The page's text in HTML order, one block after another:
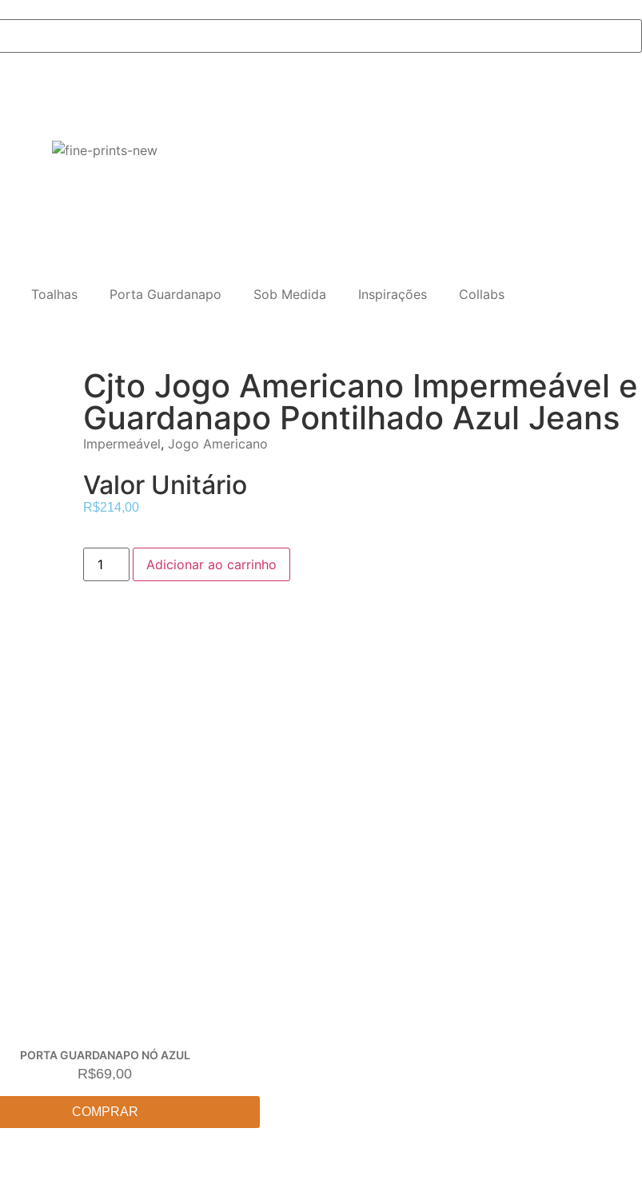
Toalhas Porta Guardanapo Sob Medida Inspirações Collabs
Cjto Jogo Americano Impermeável e
Guardanapo Pontilhado Azul Jeans
Impermeável,Jogo Americano
Valor Unitário
R$214,00
Adicionar ao carrinho
PORTA GUARDANAPO NÓ AZUL
R$69,00
COMPRAR